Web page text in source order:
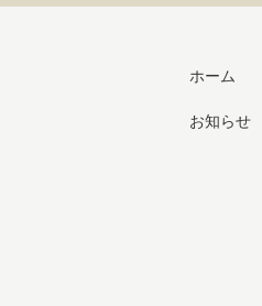
ホーム
お知らせ